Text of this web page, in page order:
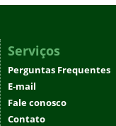
Serviços
Perguntas Frequentes
E-mail
Fale conosco
Contato